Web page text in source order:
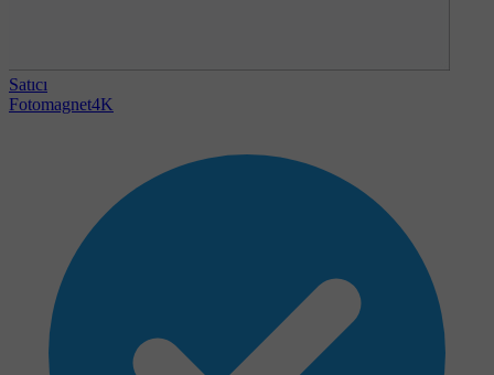
Satıcı
Fotomagnet4K